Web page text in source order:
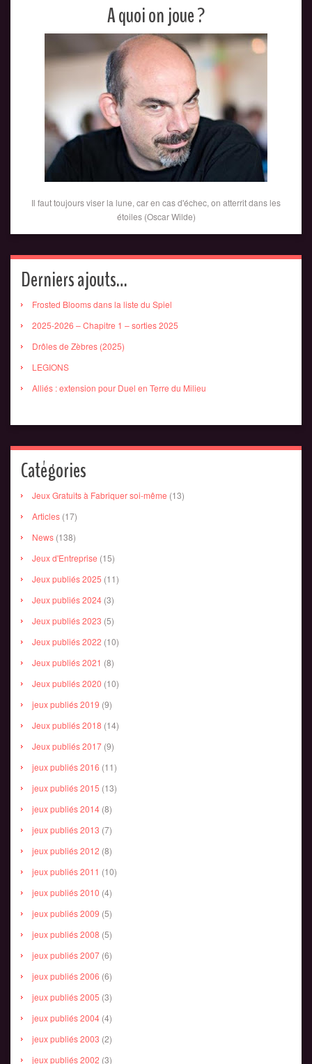
A quoi on joue ?
Il faut toujours viser la lune, car en cas d'échec, on atterrit dans les
étoiles (Oscar Wilde)
Derniers ajouts…
Frosted Blooms dans la liste du Spiel
2025-2026 – Chapitre 1 – sorties 2025
Drôles de Zèbres (2025)
LEGIONS
Alliés : extension pour Duel en Terre du Milieu
Catégories
Jeux Gratuits à Fabriquer soi-même (13)
Articles (17)
News (138)
Jeux d'Entreprise (15)
Jeux publiés 2025 (11)
Jeux publiés 2024 (3)
Jeux publiés 2023 (5)
Jeux publiés 2022 (10)
Jeux publiés 2021 (8)
Jeux publiés 2020 (10)
jeux publiés 2019 (9)
Jeux publiés 2018 (14)
Jeux publiés 2017 (9)
jeux publiés 2016 (11)
jeux publiés 2015 (13)
jeux publiés 2014 (8)
jeux publiés 2013 (7)
jeux publiés 2012 (8)
jeux publiés 2011 (10)
jeux publiés 2010 (4)
jeux publiés 2009 (5)
jeux publiés 2008 (5)
jeux publiés 2007 (6)
jeux publiés 2006 (6)
jeux publiés 2005 (3)
jeux publiés 2004 (4)
jeux publiés 2003 (2)
jeux publiés 2002 (3)